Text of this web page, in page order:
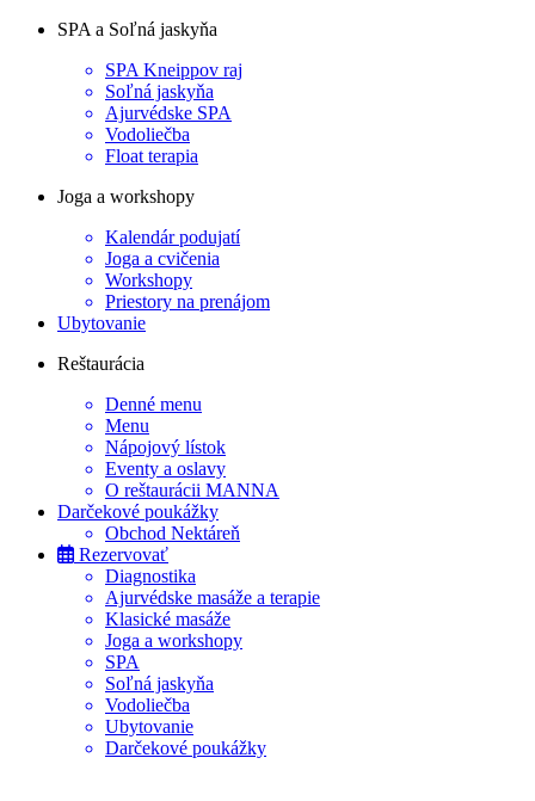
SPA a Soľná jaskyňa
SPA Kneippov raj
Soľná jaskyňa
Ajurvédske SPA
Vodoliečba
Float terapia
Joga a workshopy
Kalendár podujatí
Joga a cvičenia
Workshopy
Priestory na prenájom
Ubytovanie
Reštaurácia
Denné menu
Menu
Nápojový lístok
Eventy a oslavy
O reštaurácii MANNA
Darčekové poukážky
Obchod Nektáreň
Rezervovať
Diagnostika
Ajurvédske masáže a terapie
Klasické masáže
Joga a workshopy
SPA
Soľná jaskyňa
Vodoliečba
Ubytovanie
Darčekové poukážky